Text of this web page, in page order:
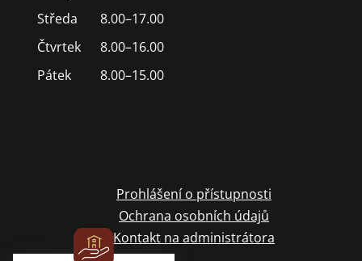
Středa
8.00–17.00
Čtvrtek
8.00–16.00
Pátek
8.00–15.00
Prohlášení o přístupnosti
Ochrana osobních údajů
Kontakt na administrátora